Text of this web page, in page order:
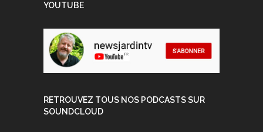
YOUTUBE
RETROUVEZ TOUS NOS PODCASTS SUR
SOUNDCLOUD